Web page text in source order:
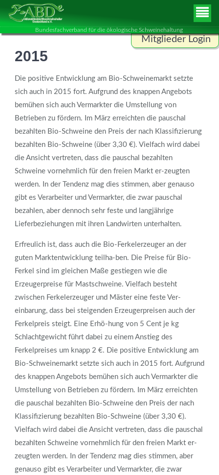
Bundesfachverband für die ökologische Schweinehaltung
Mitglieder Login
Passwort
ANMELDEN
2015
Die positive Entwicklung am Bio-Schweinemarkt setzte
sich auch in 2015 fort. Aufgrund des knappen Angebots
bemühen sich auch Vermarkter die Umstellung von
Betrieben zu fördern. Im März erreichten die pauschal
bezahlten Bio-Schweine den Preis der nach Klassifizierung
bezahlten Bio-Schweine (über 3,30 €). Vielfach wird dabei
die Ansicht vertreten, dass die pauschal bezahlten
Schweine vornehmlich für den freien Markt er-zeugten
werden. In der Tendenz mag dies stimmen, aber genauso
gibt es Verarbeiter und Vermarkter, die zwar pauschal
bezahlen, aber dennoch sehr feste und langjährige
Lieferbeziehungen mit ihren Landwirten unterhalten.
Erfreulich ist, dass auch die Bio-Ferkelerzeuger an der
guten Marktentwicklung teilha-ben. Die Preise für Bio-
Ferkel sind im gleichen Maße gestiegen wie die
Erzeugerpreise für Mastschweine. Vielfach besteht
zwischen Ferkelerzeuger und Mäster eine feste Ver-
einbarung, dass bei steigenden Erzeugerpreisen auch der
Ferkelpreis steigt. Eine Erhö-hung von 5 Cent je kg
Schlachtgewicht führt dabei zu einem Anstieg des
Ferkelpreises um knapp 2 €. Die positive Entwicklung am
Bio-Schweinemarkt setzte sich auch in 2015 fort. Aufgrund
des knappen Angebots bemühen sich auch Vermarkter die
Umstellung von Betrieben zu fördern. Im März erreichten
die pauschal bezahlten Bio-Schweine den Preis der nach
Klassifizierung bezahlten Bio-Schweine (über 3,30 €).
Vielfach wird dabei die Ansicht vertreten, dass die pauschal
bezahlten Schweine vornehmlich für den freien Markt er-
zeugten werden. In der Tendenz mag dies stimmen, aber
genauso gibt es Verarbeiter und Vermarkter, die zwar